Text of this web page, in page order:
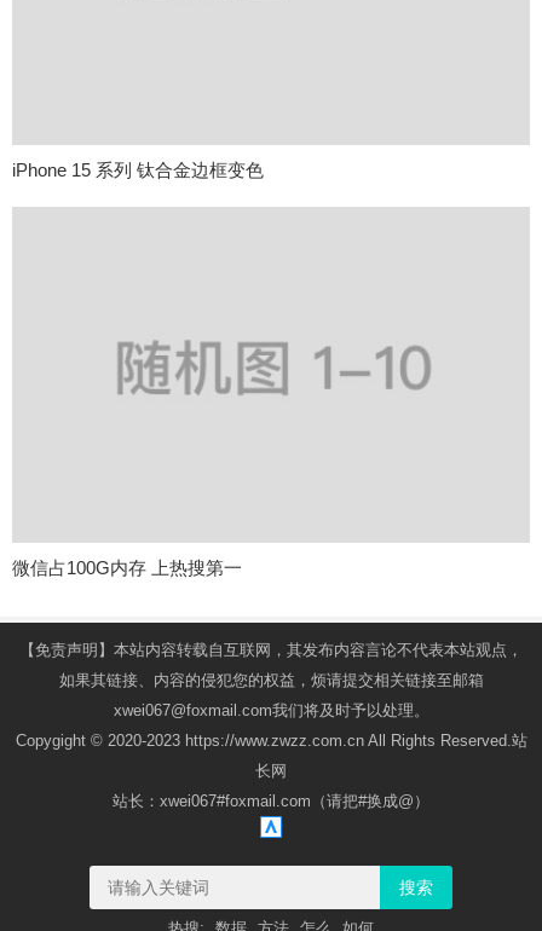
iPhone 15 系列 钛合金边框变色
微信占100G内存 上热搜第一
【免责声明】本站内容转载自互联网，其发布内容言论不代表本站观点，
如果其链接、内容的侵犯您的权益，烦请提交相关链接至邮箱
xwei067@foxmail.com我们将及时予以处理。
Copygight © 2020-2023 https://www.zwzz.com.cn All Rights Reserved.站
长网
站长：xwei067#foxmail.com（请把#换成@）
搜索